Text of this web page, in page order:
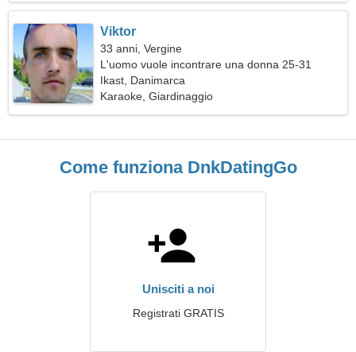
Viktor
33 anni, Vergine
L'uomo vuole incontrare una donna 25-31
Ikast, Danimarca
Karaoke, Giardinaggio
Come funziona DnkDatingGo
Unisciti a noi
Registrati GRATIS